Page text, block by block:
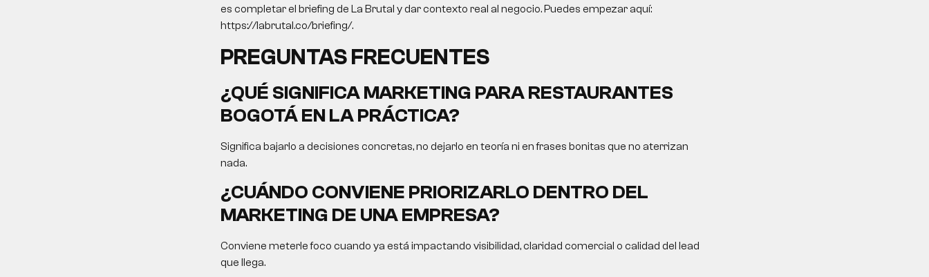
es completar el briefing de La Brutal y dar contexto real al negocio. Puedes empezar aquí:
https://labrutal.co/briefing/.
PREGUNTAS FRECUENTES
¿QUÉ SIGNIFICAMARKETING PARA RESTAURANTES
BOGOTÁEN LA PRÁCTICA?
Significa bajarlo a decisiones concretas, no dejarlo en teoría ni en frases bonitas que no aterrizan
nada.
¿CUÁNDO CONVIENE PRIORIZARLO DENTRO DEL
MARKETING DE UNA EMPRESA?
Conviene meterle foco cuando ya está impactando visibilidad, claridad comercial o calidad del lead
que llega.